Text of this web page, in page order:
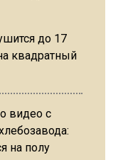
до 17
квадратный